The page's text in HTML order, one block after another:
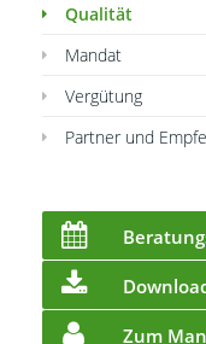
Qualität
Mandat
Vergütung
Partner und
Zum